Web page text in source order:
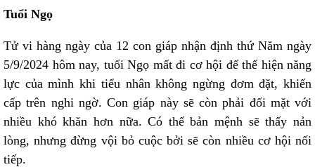
Tuổi Ngọ
Tử vi hàng ngày của 12 con giáp nhận định thứ Năm ngày
5/9/2024 hôm nay, tuổi Ngọ mất đi cơ hội để thể hiện năng
lực của mình khi tiểu nhân không ngừng đơm đặt, khiến
cấp trên nghi ngờ. Con giáp này sẽ còn phải đối mặt với
nhiều khó khăn hơn nữa. Có thể bản mệnh sẽ thấy nản
lòng, nhưng đừng vội bỏ cuộc bởi sẽ còn nhiều cơ hội nối
tiếp.